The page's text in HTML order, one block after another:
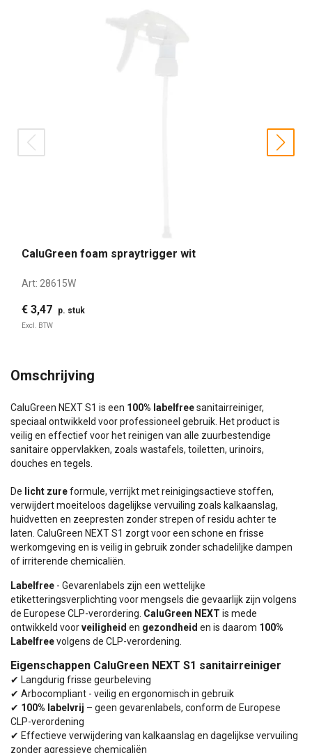
CaluGreen foam spraytrigger wit
Art: 28615W
€ 3,47 p. stuk
Excl. BTW
prev next
Omschrijving
CaluGreen NEXT S1 is een 100% labelfreesanitairreiniger,
speciaal ontwikkeld voor professioneel gebruik. Het product is
veilig en effectief voor het reinigen van alle zuurbestendige
sanitaire oppervlakken, zoals wastafels, toiletten, urinoirs,
douches en tegels.
De licht zureformule, verrijkt met reinigingsactieve stoffen,
verwijdert moeiteloos dagelijkse vervuiling zoals kalkaanslag,
huidvetten en zeepresten zonder strepen of residu achter te
laten. CaluGreen NEXT S1 zorgt voor een schone en frisse
werkomgeving en is veilig in gebruik zonder schadeliljke dampen
of irriterende chemicaliën.
Labelfree - Gevarenlabels zijn een wettelijke
etiketteringsverplichting voor mengsels die gevaarlijk zijn volgens
de Europese CLP-verordering. CaluGreen NEXT is mede
ontwikkeld voorveiligheid en gezondheid en is daarom 100%
Labelfreevolgens de CLP-verordening.
Eigenschappen CaluGreen NEXT S1 sanitairreiniger
✔ Langdurig frisse geurbeleving
✔ Arbocompliant - veilig en ergonomisch in gebruik
✔ 100% labelvrij – geen gevarenlabels, conform de Europese
CLP-verordening
✔ Effectieve verwijdering van kalkaanslag en dagelijkse vervuiling
zonder agressieve chemicaliën